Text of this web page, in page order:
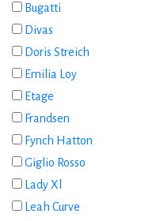
Bugatti
Divas
Doris Streich
Emilia Loy
Etage
Frandsen
Fynch Hatton
Giglio Rosso
Lady Xl
Leah Curve